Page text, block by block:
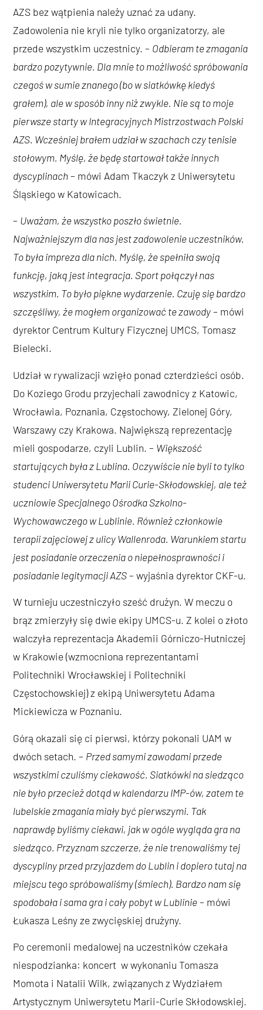
AZS bez wątpienia należy uznać za udany.
Zadowolenia nie kryli nie tylko organizatorzy, ale
przede wszystkim uczestnicy. – Odbieram te zmagania
bardzo pozytywnie. Dla mnie to możliwość spróbowania
czegoś w sumie znanego (bo w siatkówkę kiedyś
grałem), ale w sposób inny niż zwykle. Nie są to moje
pierwsze starty w Integracyjnych Mistrzostwach Polski
AZS. Wcześniej brałem udział w szachach czy tenisie
stołowym. Myślę, że będę startował także innych
dyscyplinach– mówi Adam Tkaczyk z Uniwersytetu
Śląskiego w Katowicach.
– Uważam, że wszystko poszło świetnie.
Najważniejszym dla nas jest zadowolenie uczestników.
To była impreza dla nich. Myślę, że spełniła swoją
funkcję, jaką jest integracja. Sport połączył nas
wszystkim. To było piękne wydarzenie. Czuję się bardzo
szczęśliwy, że mogłem organizować te zawody– mówi
dyrektor Centrum Kultury Fizycznej UMCS, Tomasz
Bielecki.
Udział w rywalizacji wzięło ponad czterdzieści osób.
Do Koziego Grodu przyjechali zawodnicy z Katowic,
Wrocławia, Poznania, Częstochowy, Zielonej Góry,
Warszawy czy Krakowa. Największą reprezentację
mieli gospodarze, czyli Lublin. – Większość
startujących była z Lublina. Oczywiście nie byli to tylko
studenci Uniwersytetu Marii Curie-Skłodowskiej, ale też
uczniowie Specjalnego Ośrodka Szkolno-
Wychowawczego w Lublinie. Również członkowie
terapii zajęciowej z ulicy Wallenroda. Warunkiem startu
jest posiadanie orzeczenia o niepełnosprawności i
posiadanie legitymacji AZS– wyjaśnia dyrektor CKF-u.
W turnieju uczestniczyło sześć drużyn. W meczu o
brąz zmierzyły się dwie ekipy UMCS-u. Z kolei o złoto
walczyła reprezentacja Akademii Górniczo-Hutniczej
w Krakowie (wzmocniona reprezentantami
Politechniki Wrocławskiej i Politechniki
Częstochowskiej) z ekipą Uniwersytetu Adama
Mickiewicza w Poznaniu.
Górą okazali się ci pierwsi, którzy pokonali UAM w
dwóch setach. – Przed samymi zawodami przede
wszystkimi czuliśmy ciekawość. Siatkówki na siedząco
nie było przecież dotąd w kalendarzu IMP-ów, zatem te
lubelskie zmagania miały być pierwszymi. Tak
naprawdę byliśmy ciekawi, jak w ogóle wygląda gra na
siedząco. Przyznam szczerze, że nie trenowaliśmy tej
dyscypliny przed przyjazdem do Lublin i dopiero tutaj na
miejscu tego spróbowaliśmy (śmiech). Bardzo nam się
spodobała i sama gra i cały pobyt w Lublinie– mówi
Łukasza Leśny ze zwycięskiej drużyny.
Po ceremonii medalowej na uczestników czekała
niespodzianka: koncert w wykonaniu Tomasza
Momota i Natalii Wilk, związanych z Wydziałem
Artystycznym Uniwersytetu Marii-Curie Skłodowskiej.